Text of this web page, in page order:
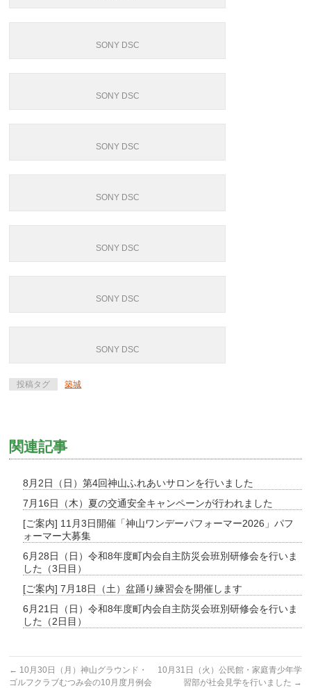
SONY DSC
SONY DSC
SONY DSC
SONY DSC
SONY DSC
SONY DSC
SONY DSC
投稿タグ 築城
関連記事
8月2日（日）第4回神山ふれあいサロンを行いました
7月16日（木）夏の交通安全キャンペーンが行われました
[ご案内] 11月3日開催「神山ワンデーパフォーマー2026」パフ
ォーマー大募集
6月28日（日）令和8年度町内会自主防災会班別研修会を行いま
した（3日目）
[ご案内] 7月18日（土）盆踊り練習会を開催します
6月21日（日）令和8年度町内会自主防災会班別研修会を行いま
した（2日目）
← 10月30日（月）神山グラウンド・
ゴルフクラブむつみ会の10月度月例会
10月31日（火）公民館・家庭青少年学
習部が社会見学を行いました →